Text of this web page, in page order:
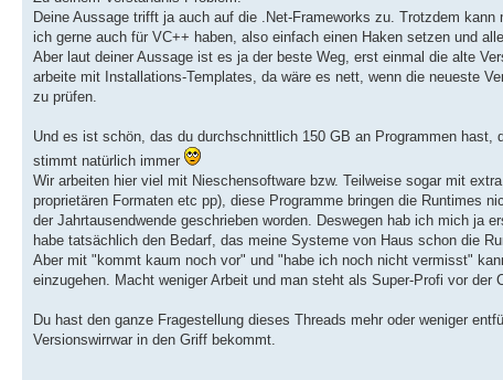
Deine Aussage trifft ja auch auf die .Net-Frameworks zu. Trotzdem
ich gerne auch für VC++ haben, also einfach einen Haken setzen und
Aber laut deiner Aussage ist es ja der beste Weg, erst einmal die alte
arbeite mit Installations-Templates, da wäre es nett, wenn die neueste
zu prüfen.
Und es ist schön, das du durchschnittlich 150 GB an Programmen
stimmt natürlich immer
Wir arbeiten hier viel mit Nieschensoftware bzw. Teilweise sogar mit
proprietären Formaten etc pp), diese Programme bringen die Runtimes
der Jahrtausendwende geschrieben worden. Deswegen hab ich mich ja
habe tatsächlich den Bedarf, das meine Systeme von Haus schon die
Aber mit "kommt kaum noch vor" und "habe ich noch nicht vermisst"
einzugehen. Macht weniger Arbeit und man steht als Super-Profi vor der
Du hast den ganze Fragestellung dieses Threads mehr oder weniger
Versionswirrwar in den Griff bekommt.